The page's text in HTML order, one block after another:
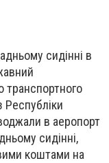
сидінні в
транспортного
Республіки
в аеропорт
сидінні,
коштами на